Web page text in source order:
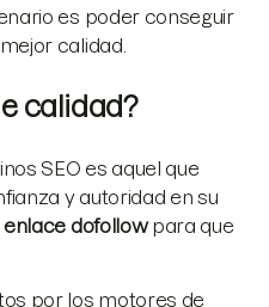
es poder conseguir
calidad.
calidad?
SEO es aquel que
y autoridad en su
enlace dofollowpara que
por los motores de